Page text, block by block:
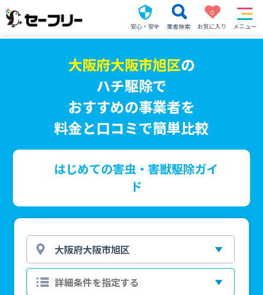
安心・安全 業者検索
0
お気に入り
メニュー
大阪府大阪市旭区の
ハチ駆除で
おすすめの事業者を
料金と口コミで簡単比較
はじめての害虫・害獣駆除ガイ
ド